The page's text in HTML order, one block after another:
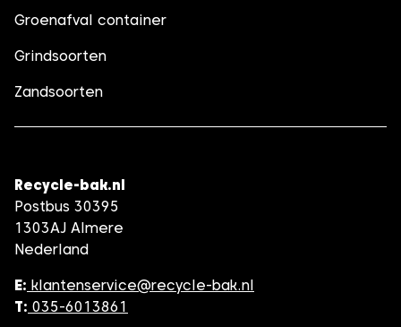
Groenafval container
Grindsoorten
Zandsoorten
Recycle-bak.nl
Postbus 30395
1303AJ Almere
Nederland
E: klantenservice@recycle-bak.nl
T: 035-6013861